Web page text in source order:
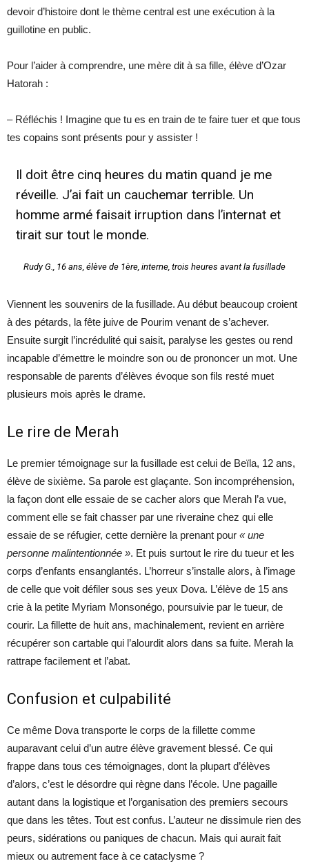
devoir d’histoire dont le thème central est une exécution à la
guillotine en public.
Pour l’aider à comprendre, une mère dit à sa fille, élève d’Ozar
Hatorah :
– Réfléchis ! Imagine que tu es en train de te faire tuer et que tous
tes copains sont présents pour y assister !
Il doit être cinq heures du matin quand je me
réveille. J’ai fait un cauchemar terrible. Un
homme armé faisait irruption dans l’internat et
tirait sur tout le monde.
Rudy G., 16 ans, élève de 1ère, interne, trois heures avant la fusillade
Viennent les souvenirs de la fusillade. Au début beaucoup croient
à des pétards, la fête juive de Pourim venant de s’achever.
Ensuite surgit l’incrédulité qui saisit, paralyse les gestes ou rend
incapable d’émettre le moindre son ou de prononcer un mot. Une
responsable de parents d’élèves évoque son fils resté muet
plusieurs mois après le drame.
Le rire de Merah
Le premier témoignage sur la fusillade est celui de Beïla, 12 ans,
élève de sixième. Sa parole est glaçante. Son incompréhension,
la façon dont elle essaie de se cacher alors que Merah l’a vue,
comment elle se fait chasser par une riveraine chez qui elle
essaie de se réfugier, cette dernière la prenant pour « une
personne malintentionnée ». Et puis surtout le rire du tueur et les
corps d’enfants ensanglantés. L’horreur s’installe alors, à l’image
de celle que voit défiler sous ses yeux Dova. L’élève de 15 ans
crie à la petite Myriam Monsonégo, poursuivie par le tueur, de
courir. La fillette de huit ans, machinalement, revient en arrière
récupérer son cartable qui l’alourdit alors dans sa fuite. Merah la
rattrape facilement et l’abat.
Confusion et culpabilité
Ce même Dova transporte le corps de la fillette comme
auparavant celui d’un autre élève gravement blessé. Ce qui
frappe dans tous ces témoignages, dont la plupart d’élèves
d’alors, c’est le désordre qui règne dans l’école. Une pagaille
autant dans la logistique et l’organisation des premiers secours
que dans les têtes. Tout est confus. L’auteur ne dissimule rien des
peurs, sidérations ou paniques de chacun. Mais qui aurait fait
mieux ou autrement face à ce cataclysme ?